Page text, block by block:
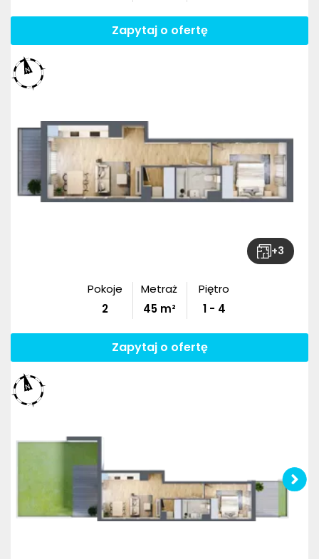
Zapytaj o ofertę
+3
Pokoje
2
Metraż
45m²
Piętro
1 - 4
Zapytaj o ofertę